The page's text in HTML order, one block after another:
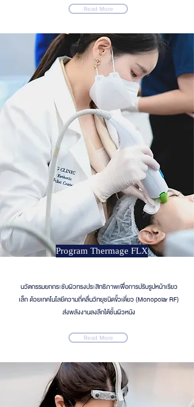
Read More
Program Thermage FLX
นวัตกรรมยกกระชับผิวทรงประสิทธิภาพเพื่อการปรับรูปหน้าเรียว
เล็ก ด้วยเทคโนโลยีความถี่คลื่นวิทยุชนิดขั้วเดี่ยว (Monopolar RF)
ส่งพลังงานลงลึกใต้ชั้นผิวหนัง
Read More